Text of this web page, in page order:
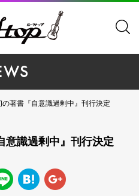
の著書『自意識過剰中』刊行決定
意識過剰中』刊行決定